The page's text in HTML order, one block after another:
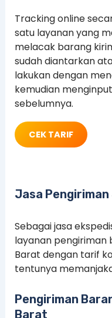
Tracking online
satu layanan yang
melacak barang
sudah diantarkan
lakukan dengan
kemudian
sebelumnya.
CEK TARIF
Jasa
Sebagai jasa
layanan pengiriman
Barat dengan tarif
tentunya
Pengiriman
Barat